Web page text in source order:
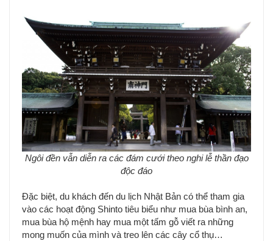
Ngôi đền vẫn diễn ra các đám cưới theo nghi lễ thần đạo
độc đáo
Đặc biệt, du khách đến du lịch Nhật Bản có thể tham gia
vào các hoạt động Shinto tiêu biểu như mua bùa bình an,
mua bùa hộ mệnh hay mua một tấm gỗ viết ra những
mong muốn của mình và treo lên các cây cổ thụ…